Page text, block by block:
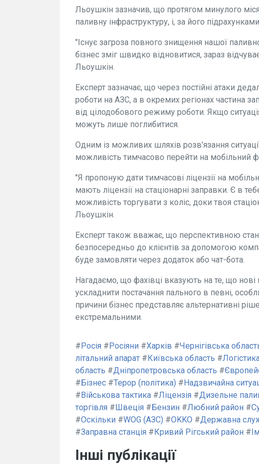
Льоушкін зазначив, що протягом минулого
паливну інфраструктуру, і, за його
"Існує загроза повного знищення нашої
бізнес зміг швидко відновитися, зараз
Льоушкін.
Експерт зазначає, що через постійні атаки
роботи на АЗС, а в окремих регіонах частина
від цілодобового режиму роботи. Якщо
можуть лише поглибитися.
Одним із можливих шляхів розв'язання
можливість тимчасово перейти на мобільний
"Я пропоную дати тимчасові ліцензії на
мають ліцензії на стаціонарні заправки. Є в
можливість торгувати з коліс, доки твоя
Льоушкін.
Експерт також вважає, що перспективною
безпосередньо до клієнтів за допомогою
буде замовляти через додаток або чат-бота.
Нагадаємо, що фахівці вказують на те, що
ускладнити постачання пального в певні,
причини бізнес представляє альтернативні
екстремальними.
#Росія #Росіяни #Харків #Чернігівська
літальний апарат #Київська область #
область #Дніпропетровська область #
#Бізнес #Терор (політика) #Надзвичайна
#Військова тактика #Ліцензія #Дизельне
торгівля #Швеція #Бензин #Любний район #
#Оскільки #WOG (АЗС) #OKKO #Державна
#Заправна станція #Кривий Рігський район #
Інші публікації